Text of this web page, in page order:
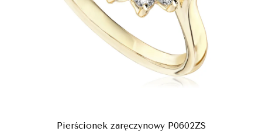
Pierścionek zaręczynowy P0602ZS